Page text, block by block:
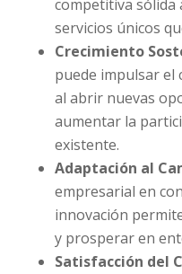
competitiva
servicios únicos
Crecimiento
puede impulsar el
al abrir nuevas
aumentar la
existente.
Adaptación al
empresarial en
innovación
y prosperar en
Satisfacción del